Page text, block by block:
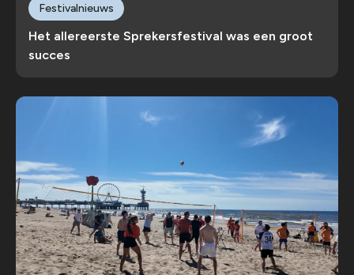
Het allereerste Sprekersfestival was een groot
succes
Festivalnieuws